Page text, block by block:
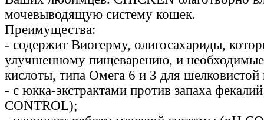
мочевыводящую систему кошек.
Преимущества:
- содержит Виогерму, олигосахариды,
улучшенному пищеварению, и
кислоты, типа Омега 6 и 3 для шелковистой
- с юкка-экстрактами против запаха
СONTROL);